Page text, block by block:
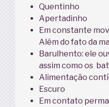
Quentinho
Apertadinho
Em constante
Além do fato da
Barulhento: ele
assim como os
Alimentação
Escuro
Em contato